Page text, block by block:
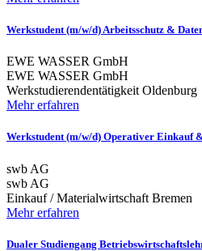
Werkstudent (m/w/d) Arbeitsschutz &
EWE WASSER GmbH
EWE WASSER GmbH
Werkstudierendentätigkeit Oldenburg
Mehr erfahren
Werkstudent (m/w/d) Operativer Einkauf
swb AG
swb AG
Einkauf / Materialwirtschaft Bremen
Mehr erfahren
Dualer Studiengang